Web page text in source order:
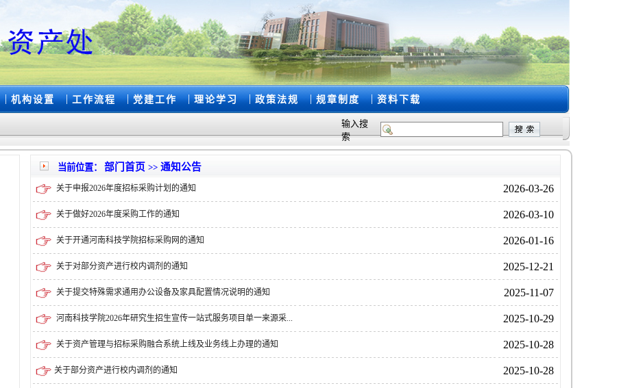
|机构设置 |工作流程 |党建工作 |理论学习 |政策法规 |规章制度 |资料下载
输入搜
索
当前位置： 部门首页 >> 通知公告
关于申报2026年度招标采购计划的通知 2026-03-26
关于做好2026年度采购工作的通知 2026-03-10
关于开通河南科技学院招标采购网的通知 2026-01-16
关于对部分资产进行校内调剂的通知 2025-12-21
关于提交特殊需求通用办公设备及家具配置情况说明的通知 2025-11-07
河南科技学院2026年研究生招生宣传一站式服务项目单一来源采... 2025-10-29
关于资产管理与招标采购融合系统上线及业务线上办理的通知 2025-10-28
​关于部分资产进行校内调剂的通知 2025-10-28